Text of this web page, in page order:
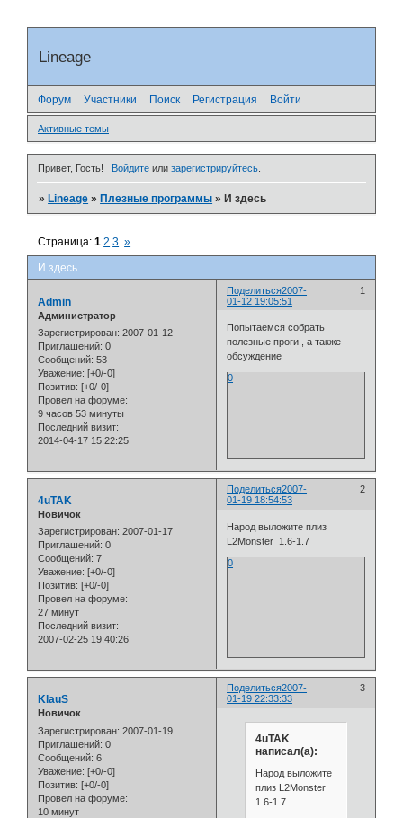
Lineage
Форум Участники Поиск Регистрация Войти
Активные темы
Привет, Гость! Войдитеили зарегистрируйтесь.
»Lineage »Плезные программы »И здесь
И здесь
Страница:1 2 3 »
Поделиться 1
2007-
01-12 19:05:51
Admin
Администратор
Зарегистрирован: 2007-01-12
Приглашений: 0
Сообщений: 53
Уважение: [+0/-0]
Позитив: [+0/-0]
Провел на форуме:
9 часов 53 минуты
Последний визит:
2014-04-17 15:22:25
Попытаемся собрать
полезные проги , а также
обсуждение
0
Поделиться 2
2007-
01-19 18:54:53
4uTAK
Новичок
Зарегистрирован: 2007-01-17
Приглашений: 0
Сообщений: 7
Уважение: [+0/-0]
Позитив: [+0/-0]
Провел на форуме:
27 минут
Последний визит:
2007-02-25 19:40:26
Народ выложите плиз
L2Monster 1.6-1.7
0
Поделиться 3
2007-
01-19 22:33:33
KlauS
Новичок
Зарегистрирован: 2007-01-19
Приглашений: 0
Сообщений: 6
Уважение: [+0/-0]
Позитив: [+0/-0]
Провел на форуме:
10 минут
4uTAK
написал(а):
Народ выложите
плиз L2Monster
1.6-1.7